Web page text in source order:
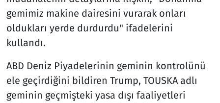
gemimiz makine dairesini vurarak onları
oldukları yerde durdurdu" ifadelerini
kullandı.
ABD Deniz Piyadelerinin geminin kontrolünü
ele geçirdiğini bildiren Trump, TOUSKA adlı
geminin geçmişteki yasa dışı faaliyetleri